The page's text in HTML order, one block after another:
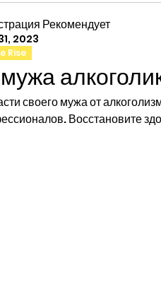
Рекомендует
2023
Rise
своего мужа от
Восстановите